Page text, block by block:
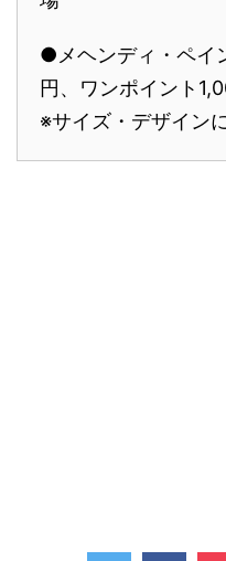
●メヘンディ・ペイ
円、ワンポイント
※サイズ・デザイン